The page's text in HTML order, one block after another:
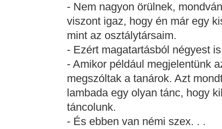
- Nem nagyon örülnek,
viszont igaz, hogy én már egy
mint az osztálytársaim.
- Ezért magatartásból négyest
- Amikor például megjelentünk
megszóltak a tanárok. Azt
lambada egy olyan tánc, hogy
táncolunk.
- És ebben van némi szex. . .